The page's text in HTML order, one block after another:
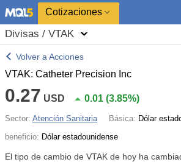
Cotizaciones
Divisas / VTAK
Volver a Acciones
VTAK: Catheter Precision Inc
0.27 USD 0.01 (3.85%)
Sector: Atención Sanitaria Básica: Dólar
beneficio: Dólar estadounidense
El tipo de cambio de VTAK de hoy ha